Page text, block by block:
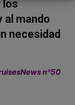
los
al mando
necesidad
nº50